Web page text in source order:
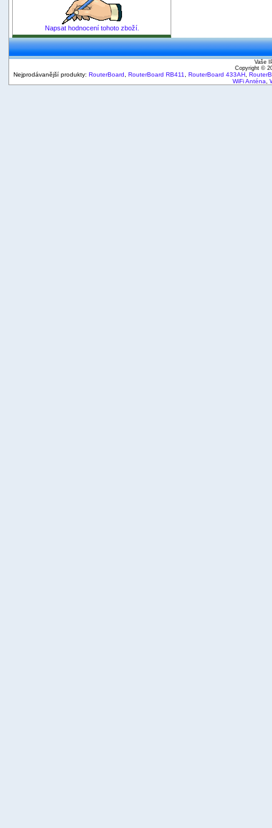
Napsat hodnocení tohoto zboží.
Vaše
Copyright ©
Nejprodávanější produkty: RouterBoard RouterBoard RB411 RouterBoard 433AH
WiFi Anténa